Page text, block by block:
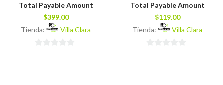
Total Payable Amount
$399.00
Tienda:
Villa Clara
Total Payable Amount
$119.00
Tienda:
Villa Clara